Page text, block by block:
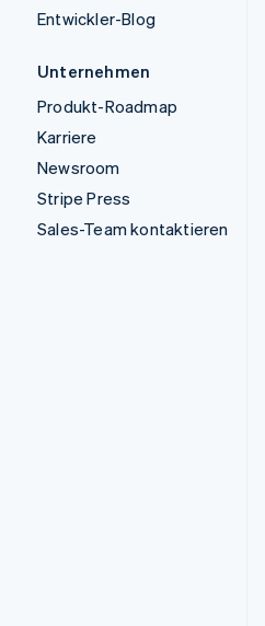
Entwickler-Blog
Unternehmen
Produkt-Roadmap
Karriere
Newsroom
Stripe Press
Sales-Team kontaktieren